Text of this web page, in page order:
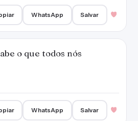
WhatsApp Salvar
o que todos nós
WhatsApp Salvar